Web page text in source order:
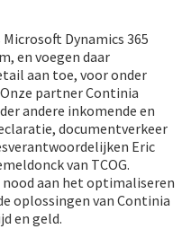
Dynamics 365
en voegen daar
aan toe, voor onder
Onze partner Continia
andere inkomende en
documentverkeer
Eric
van TCOG.
aan het optimaliseren
oplossingen van Continia
en geld.